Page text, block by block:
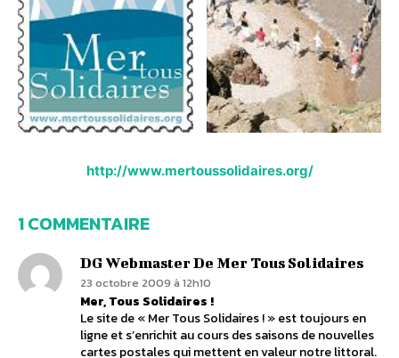
http://www.mertoussolidaires.org/
1 COMMENTAIRE
DG Webmaster De Mer Tous Solidaires
23 octobre 2009 à 12h10
Mer, Tous Solidaires !
Le site de « Mer Tous Solidaires ! » est toujours en
ligne et s’enrichit au cours des saisons de nouvelles
cartes postales qui mettent en valeur notre littoral.